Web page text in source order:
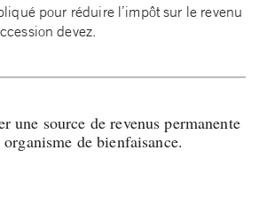
pour réduire l’impôt sur le revenu
devez.
une source de revenus permanente
de bienfaisance.